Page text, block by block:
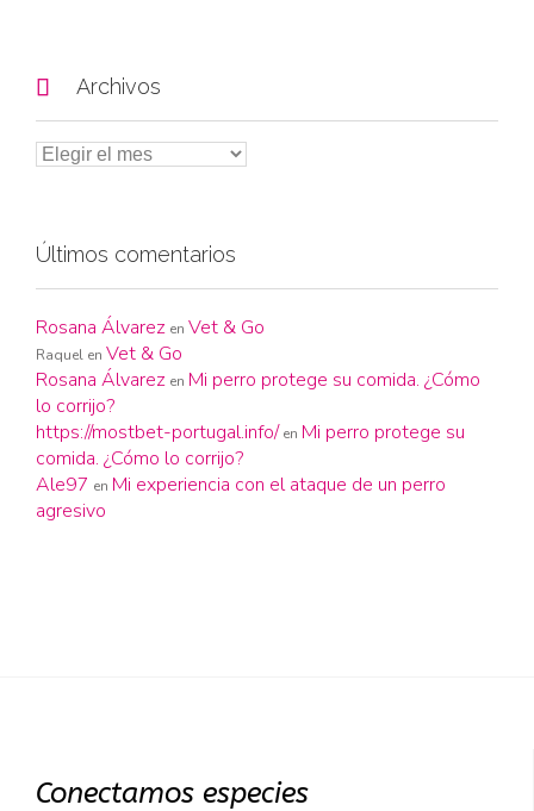
 Archivos
Últimos comentarios
Rosana Álvarez en Vet & Go
Raquel en Vet & Go
Rosana Álvarez en Mi perro protege su comida. ¿Cómo
lo corrijo?
https://mostbet-portugal.info/ en Mi perro protege su
comida. ¿Cómo lo corrijo?
Ale97 en Mi experiencia con el ataque de un perro
agresivo
Conectamos especies